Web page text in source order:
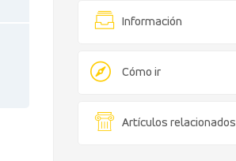
Información
Cómo ir
Artículos relacionados